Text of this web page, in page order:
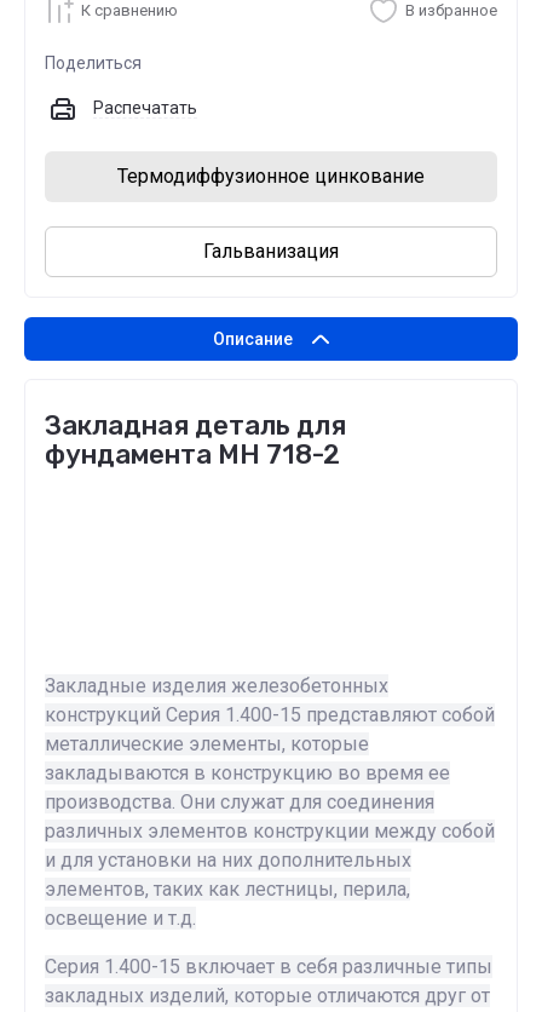
К сравнению В избранное
Поделиться
Распечатать
Термодиффузионное цинкование
Гальванизация
Описание
Закладная деталь для
фундамента МН 718-2
Закладные изделия железобетонных
конструкций Серия 1.400-15 представляют собой
металлические элементы, которые
закладываются в конструкцию во время ее
производства. Они служат для соединения
различных элементов конструкции между собой
и для установки на них дополнительных
элементов, таких как лестницы, перила,
освещение и т.д.
Серия 1.400-15 включает в себя различные типы
закладных изделий, которые отличаются друг от